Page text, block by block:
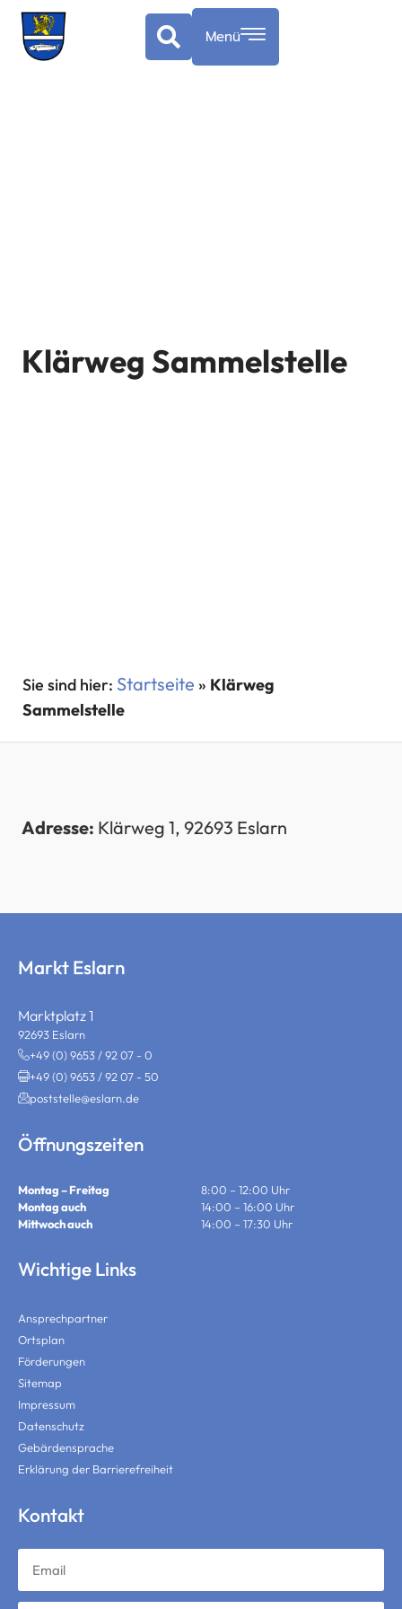
Menü
Klärweg Sammelstelle
Startseite » Klärweg
Sammelstelle
Adresse: Klärweg 1, 92693 Eslarn
Markt Eslarn
Marktplatz 1
92693 Eslarn
+49 (0) 9653 / 92 07 - 0
+49 (0) 9653 / 92 07 - 50
poststelle@eslarn.de
Öffnungszeiten
Montag – Freitag
8:00 – 12:00 Uhr
Montag auch
14:00 – 16:00 Uhr
Mittwoch auch
14:00 – 17:30 Uhr
Wichtige Links
Ansprechpartner
Ortsplan
Förderungen
Sitemap
Impressum
Datenschutz
Gebärdensprache
Erklärung der Barrierefreiheit
Kontakt